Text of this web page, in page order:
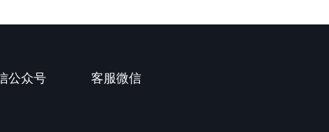
公众号 客服微信